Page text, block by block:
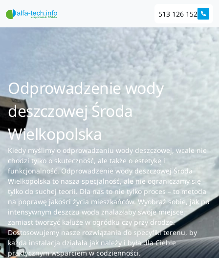
513 126 152
Odprowadzenie wody
deszczowej Środa
Wielkopolska
Kiedy myślimy o odprowadzaniu wody deszczowej, wcale nie
chodzi tylko o skuteczność, ale także o estetykę i
funkcjonalność. Odprowadzenie wody deszczowej Środa
Wielkopolska to nasza specjalność, ale nie ograniczamy się
tylko do suchej teorii. Dla nas to nie tylko proces – to metoda
na poprawę jakości życia mieszkańców. Wyobraź sobie, jak po
intensywnym deszczu woda znalazłaby swoje miejsce,
zamiast tworzyć kałuże w ogródku czy przy drodze.
Dostosowujemy nasze rozwiązania do specyfiki terenu, by
każda instalacja działała jak należy i była dla Ciebie
praktycznym wsparciem w codzienności.